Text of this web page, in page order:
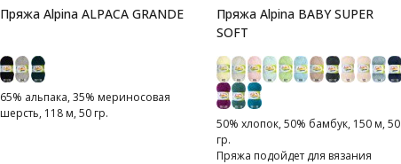
Пряжа Alpina ALPACA GRANDE
65% альпака, 35% мериносовая
шерсть, 118 м, 50 гр.
Пряжа Alpina BABY SUPER
SOFT
50% хлопок, 50% бамбук, 150 м, 50
гр.
Пряжа подойдет для вязания